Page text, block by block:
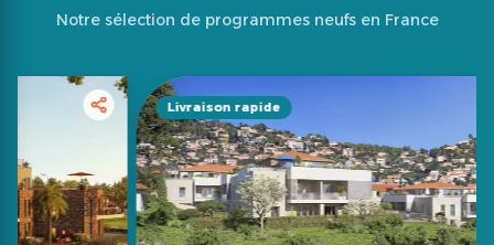
Notre sélection de programmes neufs en France
Livraison rapide